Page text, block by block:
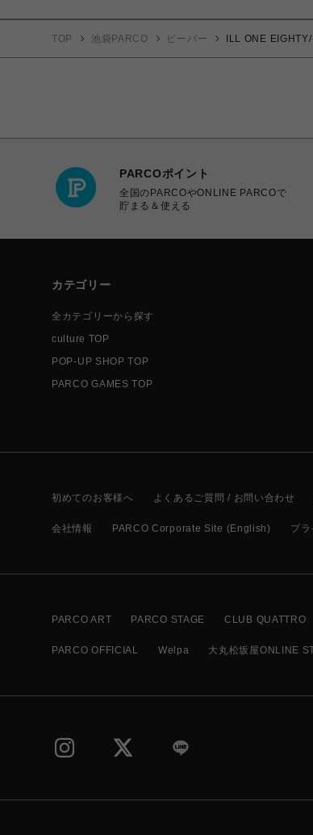
TOP 池袋PARCO ビーバー ILL ONE
PARCOポイント
全国のPARCOやONLINE PARCOで
貯まる＆使える
カテゴリー
全カテゴリーから探す
culture TOP
POP-UP SHOP TOP
PARCO GAMES TOP
初めてのお客様へ よくあるご質問 / お問い合わせ
会社情報 PARCO Corporate Site (English) プ
PARCO ART PARCO STAGE CLUB QUATTRO
PARCO OFFICIAL Welpa 大丸松坂屋ONLINE